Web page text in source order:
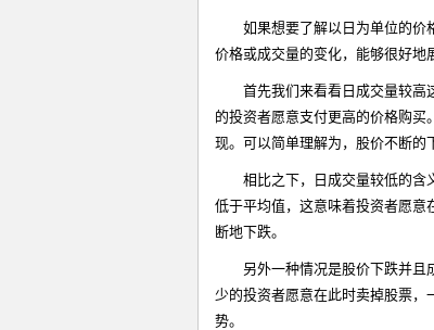
如果想要了解以日为单位的价
价格或成交量的变化，能够很好地
首先我们来看看日成交量较高
的投资者愿意支付更高的价格购
现。可以简单理解为，股价不断的
相比之下，日成交量较低的含
低于平均值，这意味着投资者愿意
断地下跌。
另外一种情况是股价下跌并且
少的投资者愿意在此时卖掉股票
势。